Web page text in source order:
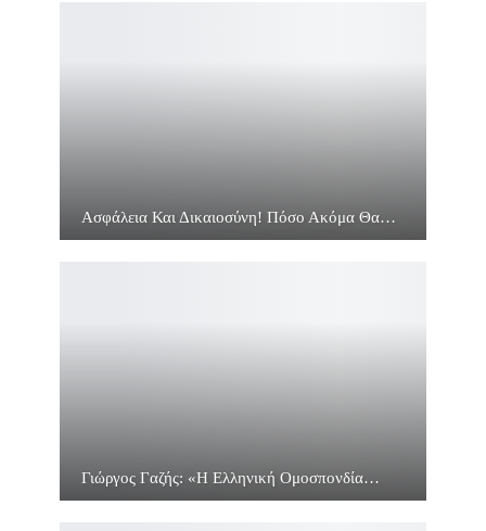
Ασφάλεια Και Δικαιοσύνη! Πόσο Ακόμα Θα…
Γιώργος Γαζής: «Η Ελληνική Ομοσπονδία…